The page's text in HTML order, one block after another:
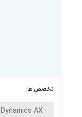
تخصص ها
Dynamics AX